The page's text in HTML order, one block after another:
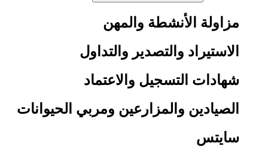
مزاولة الأنشطة والمهن
الاستيراد والتصدير والتداول
شهادات التسجيل والاعتماد
الصيادين والمزارعين ومربي الحيوانات
سايتس